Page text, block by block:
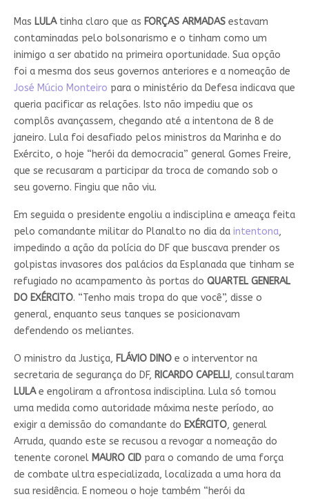
Mas LULAtinha claro que as FORÇAS ARMADASestavam
contaminadas pelo bolsonarismo e o tinham como um
inimigo a ser abatido na primeira oportunidade. Sua opção
foi a mesma dos seus governos anteriores e a nomeação de
José Múcio Monteiro para o ministério da Defesa indicava que
queria pacificar as relações. Isto não impediu que os
complôs avançassem, chegando até a intentona de 8 de
janeiro. Lula foi desafiado pelos ministros da Marinha e do
Exército, o hoje “herói da democracia” general Gomes Freire,
que se recusaram a participar da troca de comando sob o
seu governo. Fingiu que não viu.
Em seguida o presidente engoliu a indisciplina e ameaça feita
pelo comandante militar do Planalto no dia da intentona,
impedindo a ação da polícia do DF que buscava prender os
golpistas invasores dos palácios da Esplanada que tinham se
refugiado no acampamento às portas do QUARTEL GENERAL
DO EXÉRCITO. “Tenho mais tropa do que você”, disse o
general, enquanto seus tanques se posicionavam
defendendo os meliantes.
O ministro da Justiça, FLÁVIO DINOe o interventor na
secretaria de segurança do DF, RICARDO CAPELLI , consultaram
LULAe engoliram a afrontosa indisciplina. Lula só tomou
uma medida como autoridade máxima neste período, ao
exigir a demissão do comandante do EXÉRCITO, general
Arruda, quando este se recusou a revogar a nomeação do
tenente coronel MAURO CIDpara o comando de uma força
de combate ultra especializada, localizada a uma hora da
sua residência. E nomeou o hoje também “herói da